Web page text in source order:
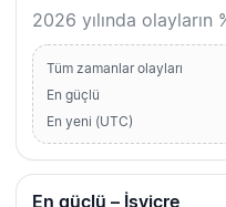
2026 yılında olayların
Tüm zamanlar olayları
En güçlü
En yeni (UTC)
En güçlü – İsviçre